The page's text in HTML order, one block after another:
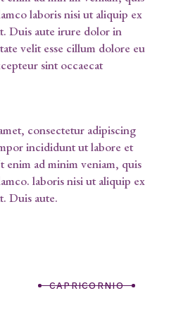
laboris nisi ut aliquip ex
Duis aute irure dolor in
velit esse cillum dolore eu
sint occaecat
consectetur adipiscing
incididunt ut labore et
enim ad minim veniam, quis
laboris nisi ut aliquip ex
Duis aute.
CAPRICORNIO